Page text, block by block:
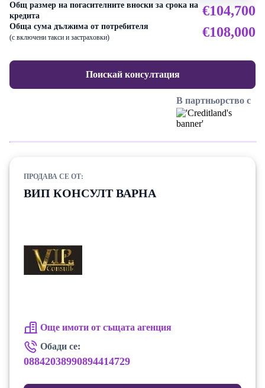
Общ размер на погасителните вноски за срока на
кредита
€104,700
Обща сума дължима от потребителя
(с включени такси и застраховки) €108,000
Поискай консултация
В партньорство с
ПРОДАВА СЕ ОТ:
ВИП КОНСУЛТ ВАРНА
Още имоти от същата агенция
Обади се:
08842038990894414729